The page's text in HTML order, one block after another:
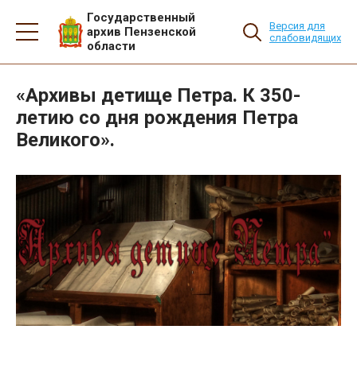
Государственный
архив Пензенской
области
Версия для
слабовидящих
«Архивы детище Петра. К 350-
летию со дня рождения Петра
Великого».